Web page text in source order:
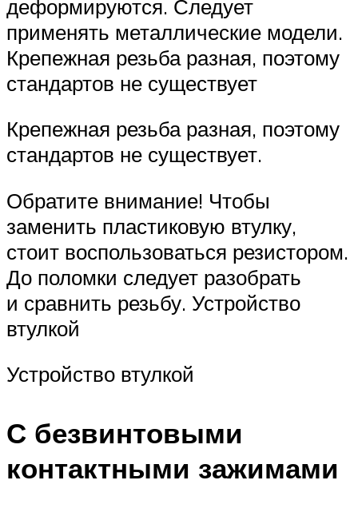
деформируются. Следует
применять металлические модели.
Крепежная резьба разная, поэтому
стандартов не существует
Крепежная резьба разная, поэтому
стандартов не существует.
Обратите внимание! Чтобы
заменить пластиковую втулку,
стоит воспользоваться резистором.
До поломки следует разобрать
и сравнить резьбу. Устройство
втулкой
Устройство втулкой
С безвинтовыми
контактными зажимами